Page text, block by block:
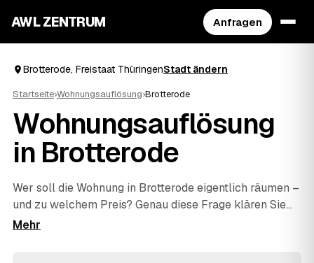
AWL ZENTRUM Anfragen
Brotterode, Freistaat ThüringenStadt ändern
Startseite›Wohnungsauflösung›Brotterode
Wohnungsauflösung
in Brotterode
Wer soll die Wohnung in Brotterode eigentlich räumen –
und zu welchem Preis? Genau diese Frage klären Sie
mit AWL in einer einzigen Anfrage: Sie schildern den